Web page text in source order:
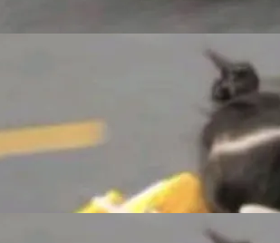
均在7月22日发布，且全
for Galaxy，它们本该
is made between com
之间写出来的。git
退到任何一次编辑：Delt
的每一次操作，...
Tunguz 博客（VC 分
第二季度业绩报告，Spac
四成。 与亚马逊、Alpha
传统科技巨头相比，Spa
尤为引人瞩目。然而，支
却呈现出截然不同的面
Meta 主要依托充沛的经
程 agent；Muse Spark
的新模型。一句话概括：
dev.meta.ai/install.
在大项目里自动规划、写
终端工具。 据介绍，Muse
，用知识图谱校
机器拥有全局视野。整个
个环节：建图 → 控制难度